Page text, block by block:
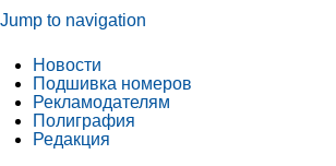
Jump to navigation
Новости
Подшивка номеров
Рекламодателям
Полиграфия
Редакция